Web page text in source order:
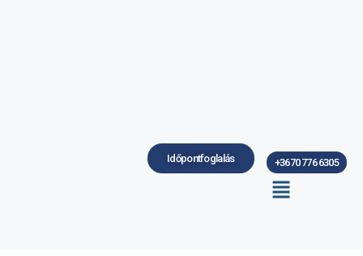
Időpontfoglalás +3670 776 6305